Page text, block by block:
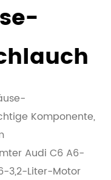
Komponente,
Audi C6 A6-
3,2-Liter-Motor